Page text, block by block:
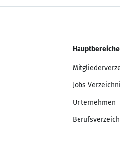
Hauptbereiche
Jobs
Unternehmen